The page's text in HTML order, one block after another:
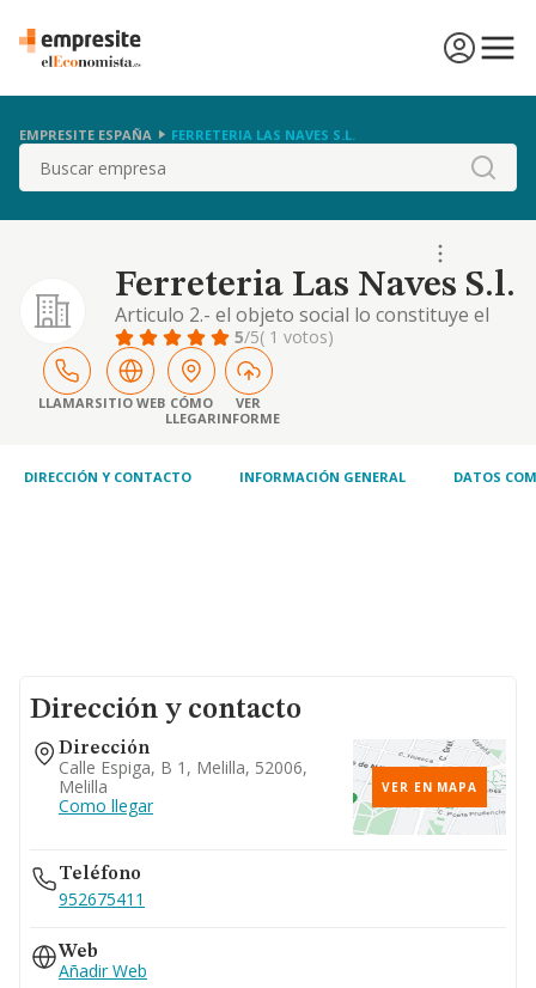
EMPRESITE ESPAÑA FERRETERIA LAS NAVES S.L.
Buscar
Ferreteria Las Naves S.l.
Articulo 2.- el objeto social lo constituye el
comercio mayor y menor de articulos de
construccion y ferreteria. su objeto social se
desarrollara exclusivamente en las ciudades
de ceuta y melilla, operando efectiva y mat
5/5( 1 votos)
LLAMARSITIO WEB CÓMO
LLEGAR
VER
INFORME
DIRECCIÓN Y CONTACTO INFORMACIÓN GENERAL DATOS
Dirección y contacto
Dirección
Calle Espiga, B 1, Melilla, 52006,
Melilla
Como llegar
VER EN MAPA
Teléfono
952675411
Web
Añadir Web